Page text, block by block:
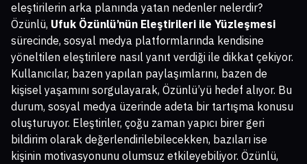
eleştirilerin arka planında yatan nedenler nelerdir?
Özünlü, Ufuk Özünlü’nün Eleştirileri ile Yüzleşmesi
sürecinde, sosyal medya platformlarında kendisine
yöneltilen eleştirilere nasıl yanıt verdiği ile dikkat çekiyor.
Kullanıcılar, bazen yapılan paylaşımlarını, bazen de
kişisel yaşamını sorgulayarak, Özünlü’yü hedef alıyor. Bu
durum, sosyal medya üzerinde adeta bir tartışma konusu
oluşturuyor. Eleştiriler, çoğu zaman yapıcı birer geri
bildirim olarak değerlendirilebilecekken, bazıları ise
kişinin motivasyonunu olumsuz etkileyebiliyor. Özünlü,